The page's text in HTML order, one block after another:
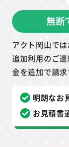
無断
アクト岡山で
追加利用のご
金を追加で請求
明朗なお
お見積書